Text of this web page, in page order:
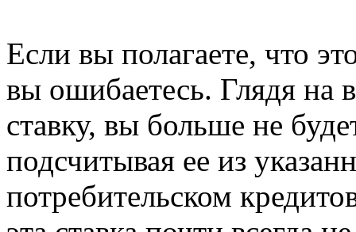
Если вы полагаете, что
вы ошибаетесь. Глядя на
ставку, вы больше не
подсчитывая ее из
потребительском